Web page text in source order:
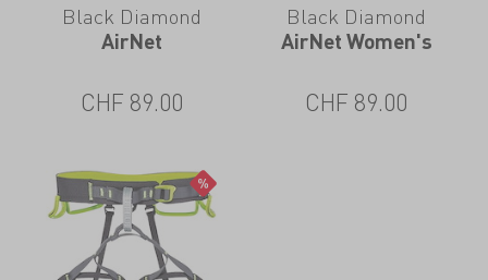
Black Diamond
AirNet
CHF 89.00
Black Diamond
AirNet Women's
CHF 89.00